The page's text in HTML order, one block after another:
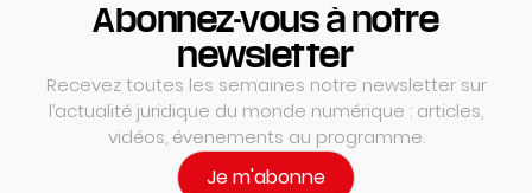
Abonnez-vous à notre
newsletter
Recevez toutes les semaines notre newsletter sur
l’actualité juridique du monde numérique : articles,
vidéos, évenements au programme.
Je m'abonne